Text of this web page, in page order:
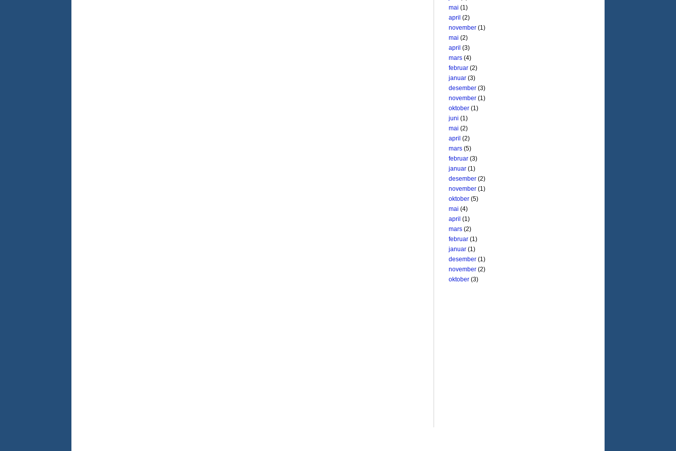
mai (1)
april (2)
november (1)
mai (2)
april (3)
mars (4)
februar (2)
januar (3)
desember (3)
november (1)
oktober (1)
juni (1)
mai (2)
april (2)
mars (5)
februar (3)
januar (1)
desember (2)
november (1)
oktober (5)
mai (4)
april (1)
mars (2)
februar (1)
januar (1)
desember (1)
november (2)
oktober (3)